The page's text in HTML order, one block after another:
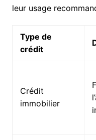
leur usage
Type de
crédit
Crédit
immobilier